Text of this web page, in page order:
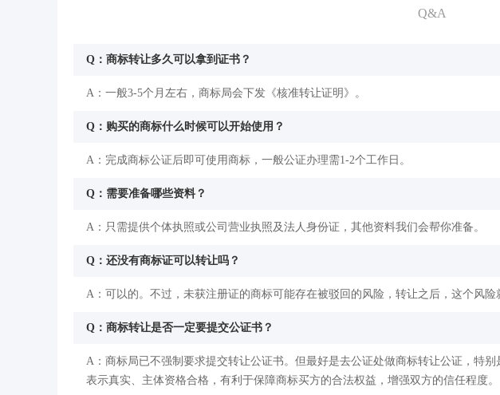
Q&A
Q：商标转让多久可以拿到证书？
A：一般3-5个月左右，商标局会下发《核准转让证明》。
Q：购买的商标什么时候可以开始使用？
A：完成商标公证后即可使用商标，一般公证办理需1-2个工作日。
Q：需要准备哪些资料？
A：只需提供个体执照或公司营业执照及法人身份证，其他资料我们会帮你准备。
Q：还没有商标证可以转让吗？
A：可以的。不过，未获注册证的商标可能存在被驳回的风险，转让之后，这个风险
Q：商标转让是否一定要提交公证书？
A：商标局已不强制要求提交转让公证书。但最好是去公证处做商标转让公证，特
表示真实、主体资格合格，有利于保障商标买方的合法权益，增强双方的信任程度。